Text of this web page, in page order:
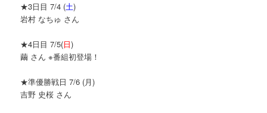
★3日目 7/4 (土)
岩村 なちゅ さん
★4日目 7/5(日)
繭 さん ※番組初登場！
★準優勝戦日 7/6 (月)
吉野 史桜 さん